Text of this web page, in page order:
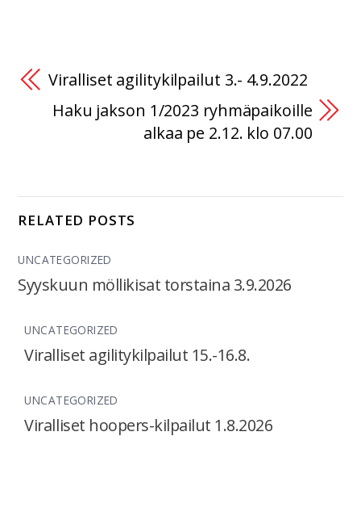
Viralliset agilitykilpailut 3.- 4.9.2022
Haku jakson 1/2023 ryhmäpaikoille
alkaa pe 2.12. klo 07.00
RELATED POSTS
UNCATEGORIZED
Syyskuun möllikisat torstaina 3.9.2026
UNCATEGORIZED
Viralliset agilitykilpailut 15.-16.8.
UNCATEGORIZED
Viralliset hoopers-kilpailut 1.8.2026